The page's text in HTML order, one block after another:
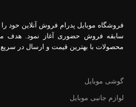
سابقه فروش حضوری آغاز نمود. هدف ما
محصولات با بهترین قیمت و ارسال در
گوشی موبایل
لوازم جانبی موبایل